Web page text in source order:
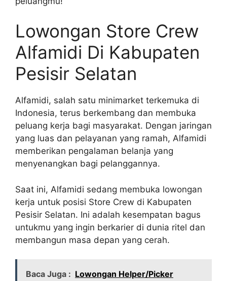
Lowongan Store Crew
Alfamidi Di Kabupaten
Pesisir Selatan
Alfamidi, salah satu minimarket terkemuka di
Indonesia, terus berkembang dan membuka
peluang kerja bagi masyarakat. Dengan jaringan
yang luas dan pelayanan yang ramah, Alfamidi
memberikan pengalaman belanja yang
menyenangkan bagi pelanggannya.
Saat ini, Alfamidi sedang membuka lowongan
kerja untuk posisi Store Crew di Kabupaten
Pesisir Selatan. Ini adalah kesempatan bagus
untukmu yang ingin berkarier di dunia ritel dan
membangun masa depan yang cerah.
Baca Juga : Lowongan Helper/Picker